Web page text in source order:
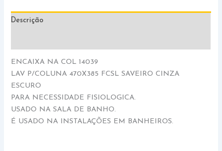
Descrição
ENCAIXA NA COL 14039
LAV P/COLUNA 470X385 FCSL SAVEIRO CINZA
ESCURO
PARA NECESSIDADE FISIOLOGICA.
USADO NA SALA DE BANHO.
É USADO NA INSTALAÇÕES EM BANHEIROS.